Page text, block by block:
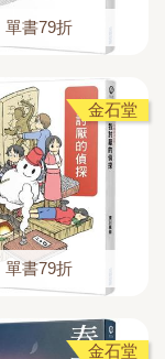
單書79折
金石堂
單書79折
金石堂